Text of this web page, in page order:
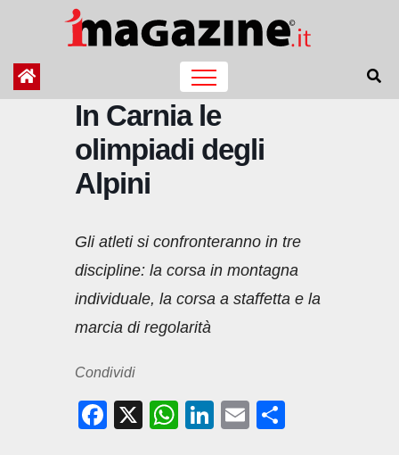
contenuto
In Carnia le
olimpiadi degli
Alpini
Gli atleti si confronteranno in tre
discipline: la corsa in montagna
individuale, la corsa a staffetta e la
marcia di regolarità
Condividi
F
X
W
Li
E